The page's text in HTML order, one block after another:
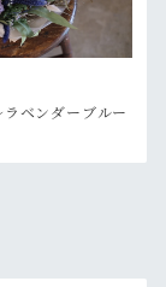
ラベンダーブルー